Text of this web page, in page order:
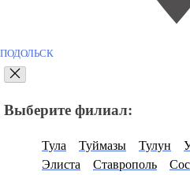
ПОДОЛЬСК
Выберите филиал:
Тула Туймазы Тулун
Элиста
Ставрополь